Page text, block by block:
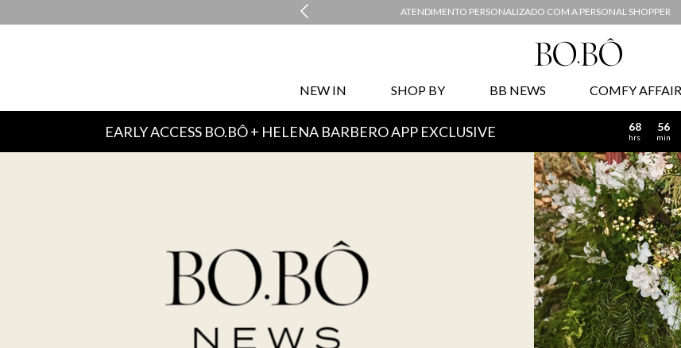
ATENDIMENTO PERSONALIZADO COM A PERSONAL SHOPPER
NEW IN SHOP BY BB NEWS COMFY AFFAIR
EARLY ACCESS BO.BÔ + HELENA BARBERO APP EXCLUSIVE 68
hrs
56
min